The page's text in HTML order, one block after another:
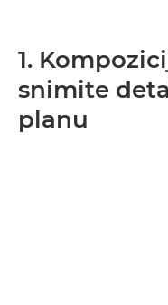
1.
snimite
planu